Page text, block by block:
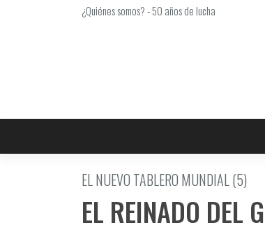
¿Quiénes somos?-50 años de lucha
EL NUEVO TABLERO MUNDIAL (5)
EL REINADO DEL